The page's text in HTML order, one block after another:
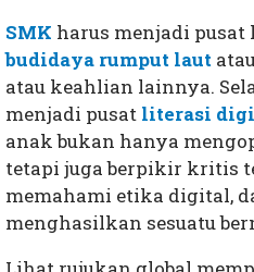
SMK harus menjadi pusat
budidaya rumput laut
atau keahlian lainnya.
menjadi pusat literasi
anak bukan hanya
tetapi juga berpikir kritis
memahami etika digital,
menghasilkan sesuatu